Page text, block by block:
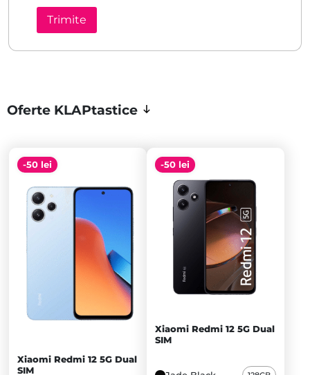
Oferte KLAPtastice
-50 lei
Xiaomi Redmi 12 5G Dual
SIM
-50 lei
Xiaomi Redmi 12 5G Dual
SIM